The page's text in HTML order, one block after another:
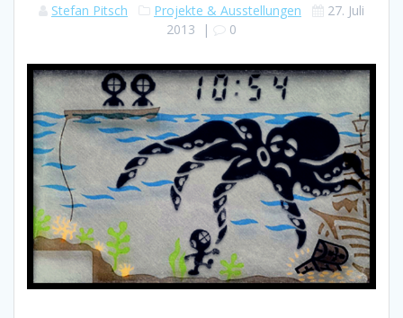
Stefan Pitsch Projekte & Ausstellungen
27. Juli
2013 | 0